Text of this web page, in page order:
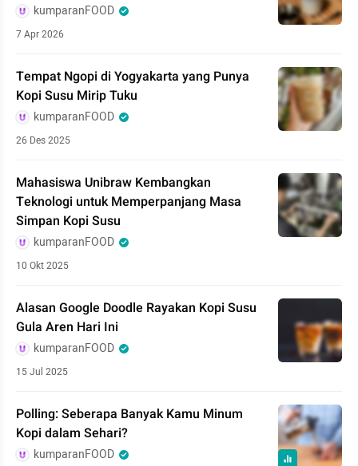
kumparanFOOD
7 Apr 2026
Tempat Ngopi di Yogyakarta yang Punya
Kopi Susu Mirip Tuku
kumparanFOOD
26 Des 2025
Mahasiswa Unibraw Kembangkan
Teknologi untuk Memperpanjang Masa
Simpan Kopi Susu
kumparanFOOD
10 Okt 2025
Alasan Google Doodle Rayakan Kopi Susu
Gula Aren Hari Ini
kumparanFOOD
15 Jul 2025
Polling: Seberapa Banyak Kamu Minum
Kopi dalam Sehari?
kumparanFOOD